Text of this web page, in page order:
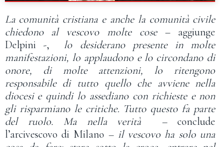
La comunità cristiana e anche la comunità civile
chiedono al vescovo molte cose – aggiunge
Delpini -,
lo desiderano presente in molte
manifestazioni, lo applaudono e lo circondano di
onore, di molte attenzioni, lo ritengono
responsabile di tutto quello che avviene nella
diocesi e quindi lo assediano con richieste e non
gli risparmiano le critiche. Tutto questo fa parte
del ruolo. Ma nella verità –conclude
l’arcivescovo di Milano– il vescovo ha solo una